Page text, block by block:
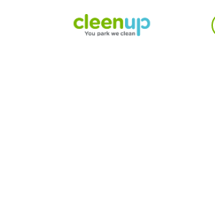
Zum Hauptinhalt springen